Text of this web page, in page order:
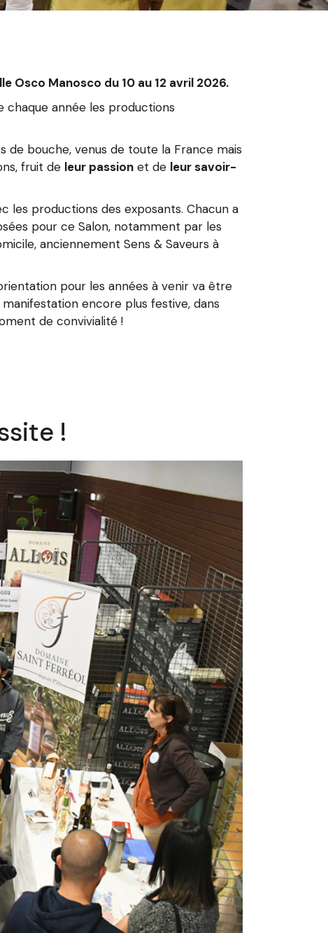
Osco Manosco du 10 au 12 avril 2026.
chaque année les productions
de bouche, venus de toute la France mais
fruit de leur passion et de leur savoir-
les productions des exposants. Chacun a
pour ce Salon, notamment par les
anciennement Sens & Saveurs à
pour les années à venir va être
encore plus festive, dans
de convivialité !
!